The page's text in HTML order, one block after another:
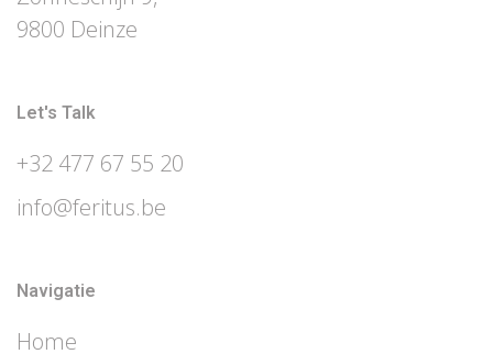
9800 Deinze
Let's Talk
+32 477 67 55 20
info@feritus.be
Navigatie
Home